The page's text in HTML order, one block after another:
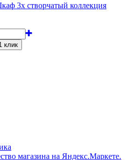
3х створчатый коллекция